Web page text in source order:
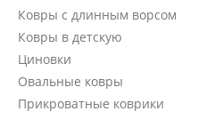
Ковры с длинным ворсом
Ковры в детскую
Циновки
Овальные ковры
Прикроватные коврики